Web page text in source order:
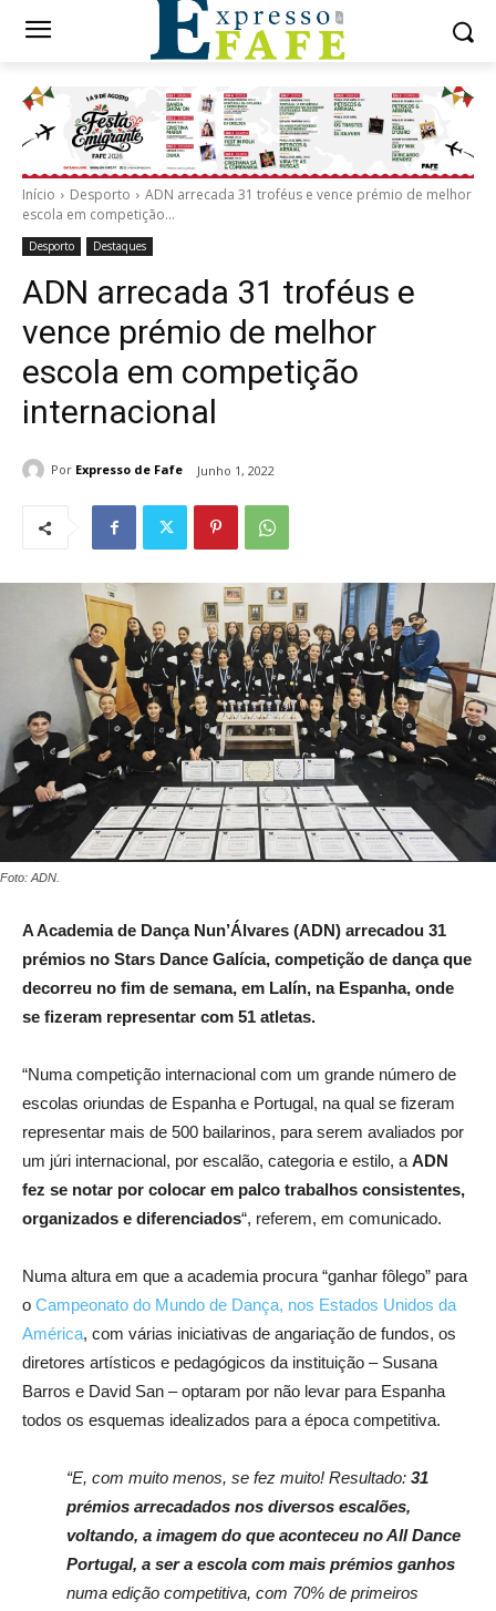
Início Desporto
ADN arrecada 31 troféus e vence prémio de melhor
escola em competição...
Desporto Destaques
ADN arrecada 31 troféus e
vence prémio de melhor
escola em competição
internacional
Por Expresso de Fafe Junho 1, 2022
Foto: ADN.
A Academia de Dança Nun’Álvares (ADN) arrecadou 31
prémios no Stars Dance Galícia, competição de dança que
decorreu no fim de semana, em Lalín, na Espanha, onde
se fizeram representar com 51 atletas.
“Numa competição internacional com um grande número de
escolas oriundas de Espanha e Portugal, na qual se fizeram
representar mais de 500 bailarinos, para serem avaliados por
um júri internacional, por escalão, categoria e estilo, a ADN
fez se notar por colocar em palco trabalhos consistentes,
organizados e diferenciados“, referem, em comunicado.
Numa altura em que a academia procura “ganhar fôlego” para
o Campeonato do Mundo de Dança, nos Estados Unidos da
América, com várias iniciativas de angariação de fundos, os
diretores artísticos e pedagógicos da instituição – Susana
Barros e David San – optaram por não levar para Espanha
todos os esquemas idealizados para a época competitiva.
“E, com muito menos, se fez muito! Resultado: 31
prémios arrecadados nos diversos escalões,
voltando, a imagem do que aconteceu no All Dance
Portugal, a ser a escola com mais prémios ganhos
numa edição competitiva, com 70% de primeiros